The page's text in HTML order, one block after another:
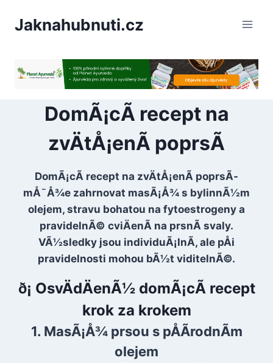
Jaknahubnuti.cz
DomÃ¡cÃ­ recept na
zvÄtÅ¡enÃ­ poprsÃ­
DomÃ¡cÃ­ recept na zvÄtÅ¡enÃ­ poprsÃ­
mÅ¯Å¾e zahrnovat masÃ¡Å¾ s bylinnÃ½m
olejem, stravu bohatou na fytoestrogeny a
pravidelnÃ© cviÄenÃ­ na prsnÃ­ svaly.
VÃ½sledky jsou individuÃ¡lnÃ­, ale pÅi
pravidelnosti mohou bÃ½t viditelnÃ©.
ð¡ OsvÄdÄenÃ½ domÃ¡cÃ­ recept
krok za krokem
1. MasÃ¡Å¾ prsou s pÅÃ­rodnÃ­m
olejem